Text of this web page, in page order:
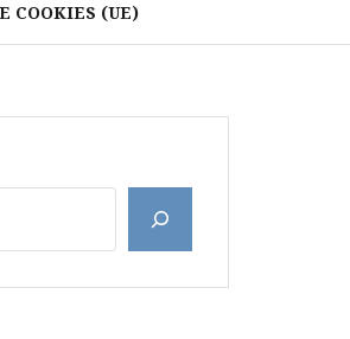
COOKIES (UE)